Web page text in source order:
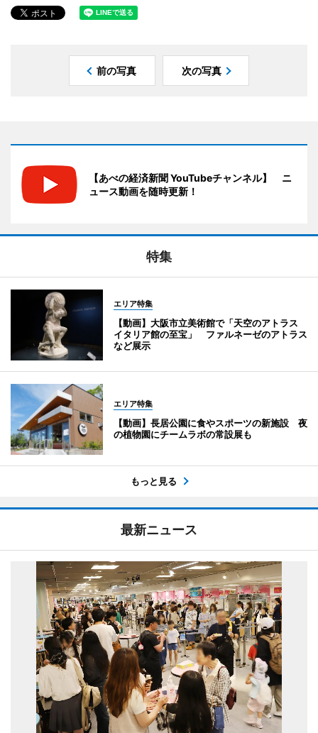
前の写真 次の写真
【あべの経済新聞 YouTubeチャンネル】 ニ
ュース動画を随時更新！
特集
エリア特集
【動画】大阪市立美術館で「天空のアトラス
イタリア館の至宝」 ファルネーゼのアトラス
など展示
エリア特集
【動画】長居公園に食やスポーツの新施設 夜
の植物園にチームラボの常設展も
もっと見る
最新ニュース